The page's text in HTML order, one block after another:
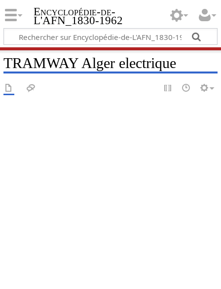
Encyclopédie-de-
L'AFN_1830-1962
TRAMWAY Alger electrique